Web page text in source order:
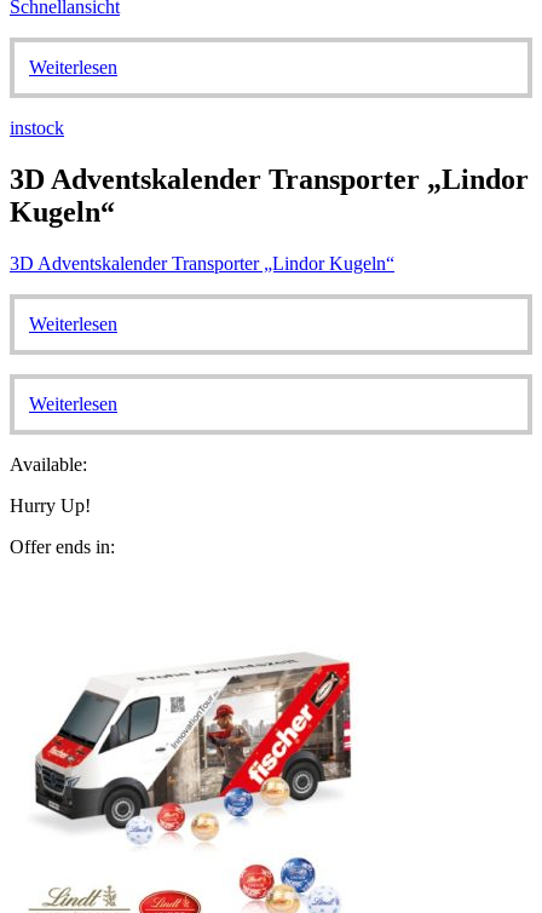
Schnellansicht
Weiterlesen
instock
3D Adventskalender Transporter „Lindor
Kugeln“
3D Adventskalender Transporter „Lindor Kugeln“
Weiterlesen
Weiterlesen
Available:
Hurry Up!
Offer ends in: